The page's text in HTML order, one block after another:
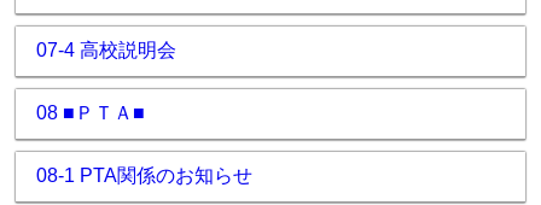
07-4 高校説明会
08 ■ＰＴＡ■
08-1 PTA関係のお知らせ